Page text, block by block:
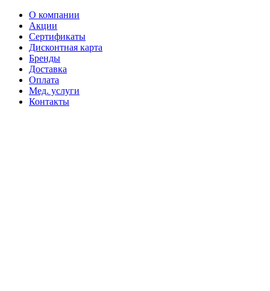
О компании
Акции
Сертификаты
Дисконтная карта
Бренды
Доставка
Оплата
Мед. услуги
Контакты